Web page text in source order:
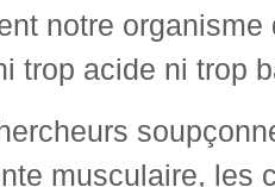
notre
trop acide ni trop
musculaire, les